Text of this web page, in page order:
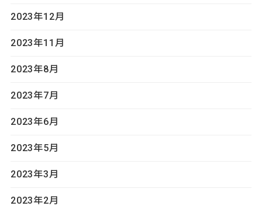
2023年12月
2023年11月
2023年8月
2023年7月
2023年6月
2023年5月
2023年3月
2023年2月